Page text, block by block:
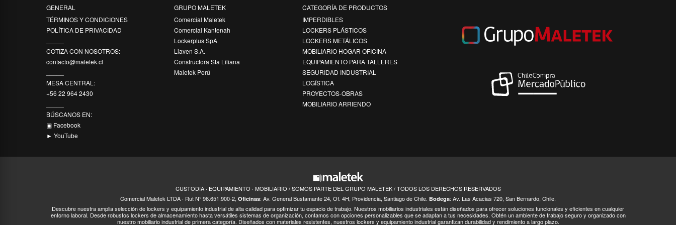
GENERAL
TÉRMINOS Y CONDICIONES
POLÍTICA DE PRIVACIDAD
COTIZA CON NOSOTROS:
contacto@maletek.cl
MESA CENTRAL:
+56 22 964 2430
BÚSCANOS EN:
▣ Facebook
► YouTube
GRUPO MALETEK
Comercial Maletek
Comercial Kantenah
Lockerplus SpA
Liaven S.A.
Constructora Sta Liliana
Maletek Perú
CATEGORÍA DE PRODUCTOS
IMPERDIBLES
LOCKERS PLÁSTICOS
LOCKERS METÁLICOS
MOBILIARIO HOGAR OFICINA
EQUIPAMIENTO PARA TALLERES
SEGURIDAD INDUSTRIAL
LOGÍSTICA
PROYECTOS-OBRAS
MOBILIARIO ARRIENDO
CUSTODIA · EQUIPAMIENTO · MOBILIARIO / SOMOS PARTE DEL GRUPO MALETEK / TODOS LOS DERECHOS RESERVADOS
Comercial Maletek LTDA · Rut N° 96.651.900-2, Oficinas: Av. General Bustamante 24, Of. 4H, Providencia, Santiago de Chile. Bodega: Av. Las Acacias 720, San Bernardo, Chile.
Descubre nuestra amplia selección de lockers y equipamiento industrial de alta calidad para optimizar tu espacio de trabajo. Nuestros mobiliarios industriales están diseñados para ofrecer soluciones funcionales y eficientes en cualquier
entorno laboral. Desde robustos lockers de almacenamiento hasta versátiles sistemas de organización, contamos con opciones personalizables que se adaptan a tus necesidades. Obtén un ambiente de trabajo seguro y organizado con
nuestro mobiliario industrial de primera categoría. Diseñados con materiales resistentes, nuestros lockers y equipamiento industrial garantizan durabilidad y rendimiento a largo plazo.